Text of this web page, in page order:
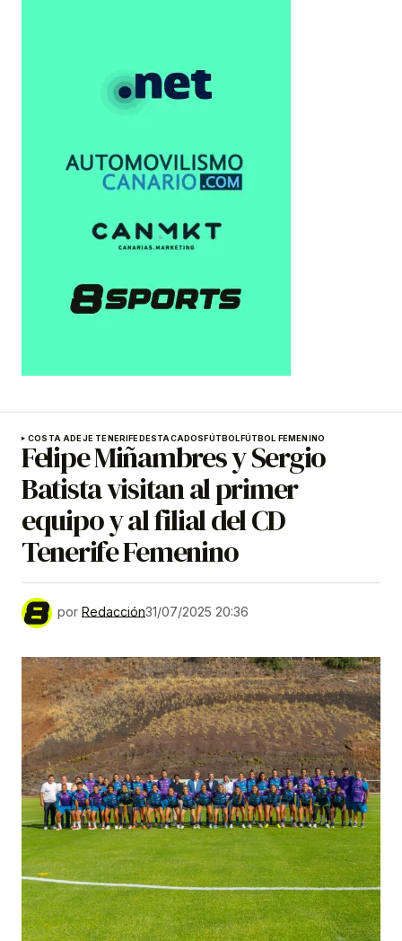
COSTA ADEJE TENERIFEDESTACADOSFÚTBOLFÚTBOL FEMENINO
Felipe Miñambres y Sergio
Batista visitan al primer
equipo y al filial del CD
Tenerife Femenino
por Redacción31/07/2025 20:36